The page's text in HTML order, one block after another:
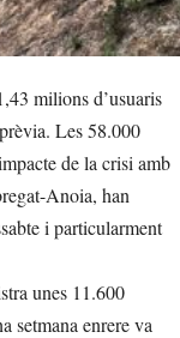
milions d’usuaris
Les 58.000
de la crisi amb
Anoia, han
i particularment
unes 11.600
setmana enrere va